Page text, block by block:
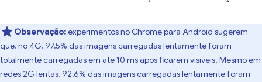
Observação:experimentos no Chrome para Android sugerem
que, no 4G, 97,5% das imagens carregadas lentamente foram
totalmente carregadas em até 10 ms após ficarem visíveis. Mesmo em
redes 2G lentas, 92,6% das imagens carregadas lentamente foram